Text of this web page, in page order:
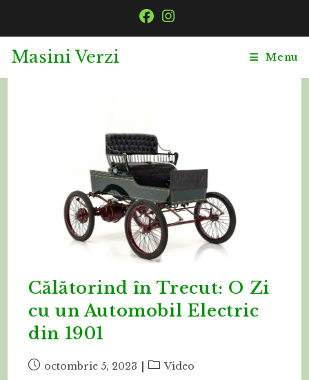
Masini Verzi Menu
Călătorind în Trecut: O Zi
cu un Automobil Electric
din 1901
Postoctombrie 5, 2023
PostVideo